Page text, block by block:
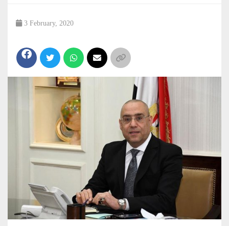
3 February, 2020